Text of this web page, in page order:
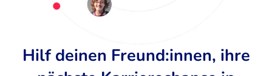
Hilf deinen Freund:innen, ihre